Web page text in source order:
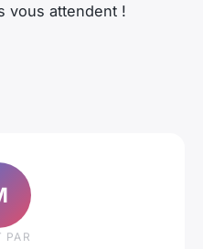
vous attendent !
PAR